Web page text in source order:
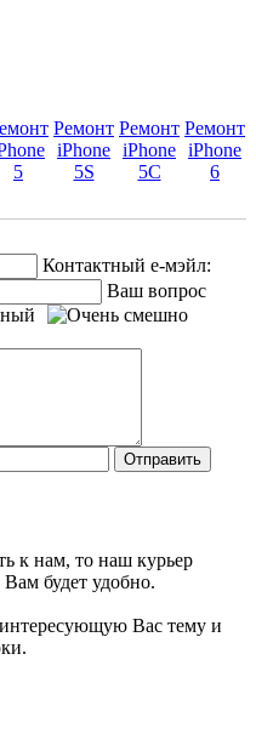
5
Ремонт
iPhone
5S
Ремонт
iPhone
5C
Ремонт
iPhone
6
Контактный е-мэйл:
Ваш вопрос
к нам, то наш курьер
Вам будет удобно.
Вас тему и